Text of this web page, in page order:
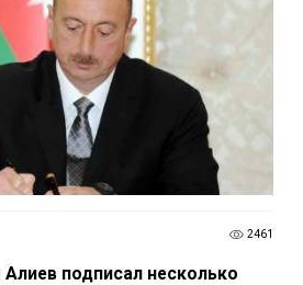
2461
подписал несколько